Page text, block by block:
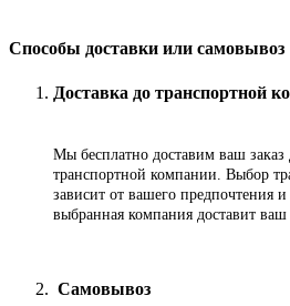
Способы доставки или самовывоз
Доставка до транспортной
Мы бесплатно доставим ваш
транспортной компании. Выбор
зависит от вашего предпочтения и
выбранная компания доставит ваш
Самовывоз